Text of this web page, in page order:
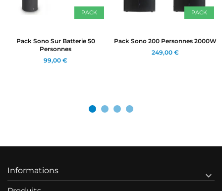
PACK
Pack Sono Sur Batterie 50
Personnes
99,00 €
PACK
Pack Sono 200 Personnes 2000W
249,00 €
Informations 